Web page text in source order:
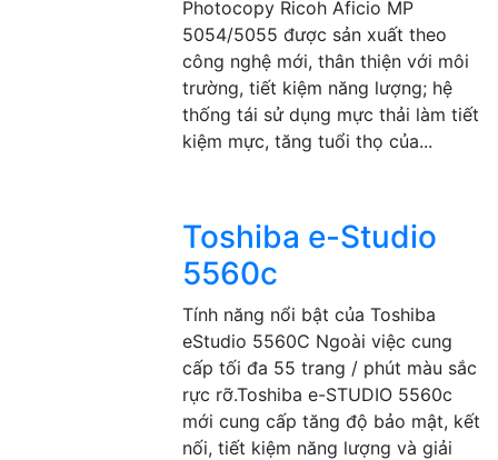
Photocopy Ricoh Aficio MP
5054/5055 được sản xuất theo
công nghệ mới, thân thiện với môi
trường, tiết kiệm năng lượng; hệ
thống tái sử dụng mực thải làm tiết
kiệm mực, tăng tuổi thọ của...
Toshiba e-Studio
5560c
Tính năng nổi bật của Toshiba
eStudio 5560C Ngoài việc cung
cấp tối đa 55 trang / phút màu sắc
rực rỡ.Toshiba e-STUDIO 5560c
mới cung cấp tăng độ bảo mật, kết
nối, tiết kiệm năng lượng và giải